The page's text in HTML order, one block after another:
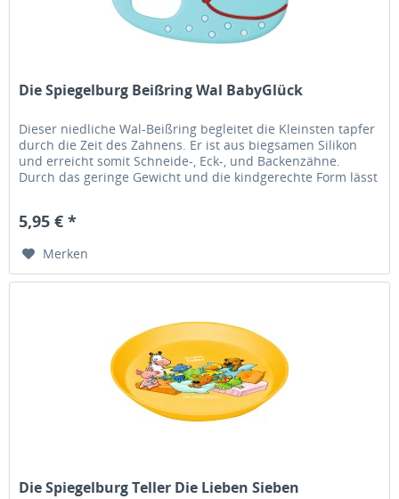
Die Spiegelburg Beißring Wal BabyGlück
Dieser niedliche Wal-Beißring begleitet die Kleinsten tapfer
durch die Zeit des Zahnens. Er ist aus biegsamen Silikon
und erreicht somit Schneide-, Eck-, und Backenzähne.
Durch das geringe Gewicht und die kindgerechte Form lässt
5,95 € *
Merken
Die Spiegelburg Teller Die Lieben Sieben